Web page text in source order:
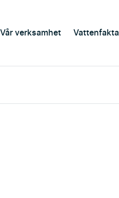
Vår verksamhet Vattenfakta